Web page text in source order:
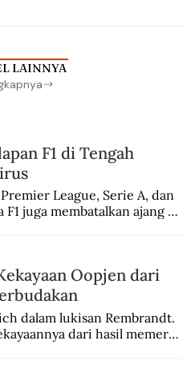
LAINNYA
F1 di Tengah
League, Serie A, dan
F1 juga membatalkan ajang
Oopjen dari
dalam lukisan Rembrandt.
dari hasil memeras